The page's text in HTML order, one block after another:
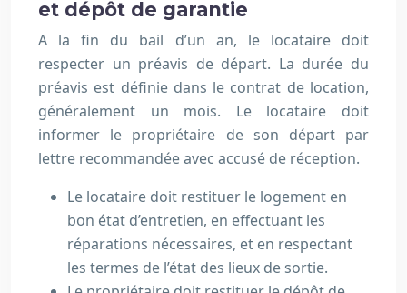
et dépôt de garantie
A la fin du bail d’un an, le locataire doit
respecter un préavis de départ. La durée du
préavis est définie dans le contrat de location,
généralement un mois. Le locataire doit
informer le propriétaire de son départ par
lettre recommandée avec accusé de réception.
Le locataire doit restituer le logement en
bon état d’entretien, en effectuant les
réparations nécessaires, et en respectant
les termes de l’état des lieux de sortie.